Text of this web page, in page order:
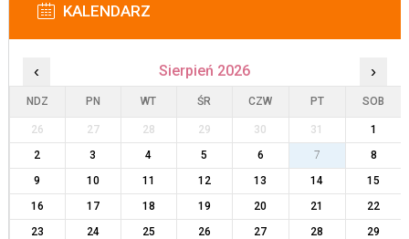
KALENDARZ
‹ Sierpień 2026 ›
NDZ PN WT ŚR CZW PT SOB
26 27 28 29 30 31
1
2
3 4 5 6 7
8
9
10 11 12 13 14
15
16
17 18 19 20 21
22
23
24 25 26 27 28
29